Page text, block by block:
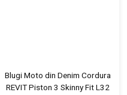
Blugi Moto din Denim Cordura
REVIT Piston 3 Skinny Fit L32